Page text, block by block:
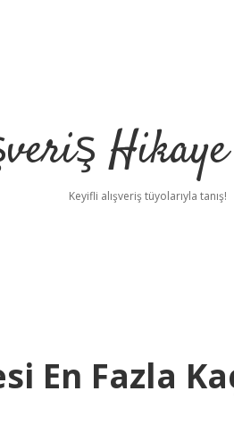
Keyifli alışveriş tüyolarıyla tanış!
En Fazla